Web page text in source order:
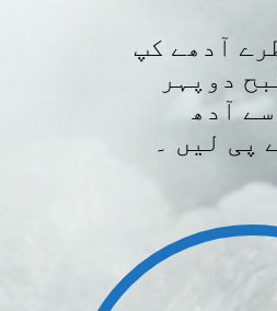
آدھے کپ
دوپہر
آدھ
پی لیں ۔